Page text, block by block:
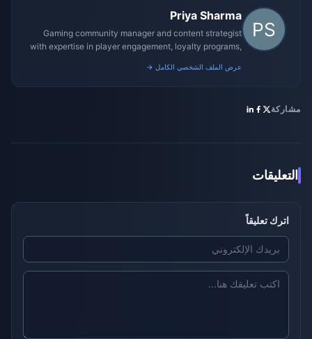
Priya Sharma
Gaming community manager and content strategist
with expertise in player engagement, loyalty programs,
عرض الملف الشخصي الكامل →
مشاركة
التعليقات
اترك تعليقاً